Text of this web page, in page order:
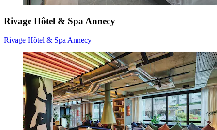
Rivage Hôtel & Spa Annecy
Rivage Hôtel & Spa Annecy